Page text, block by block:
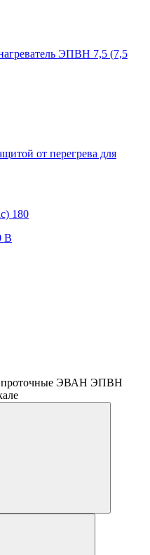
ЭПВН 7,5 (7,5
от перегрева для
180
В
проточные ЭВАН ЭПВН